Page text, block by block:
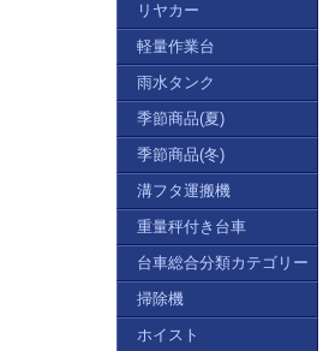
リヤカー
軽量作業台
雨水タンク
季節商品(夏)
季節商品(冬)
溝フタ運搬機
重量秤付き台車
台車総合分類カテゴリー
掃除機
ホイスト